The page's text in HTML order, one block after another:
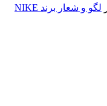
لگو و شعار برند NIKE